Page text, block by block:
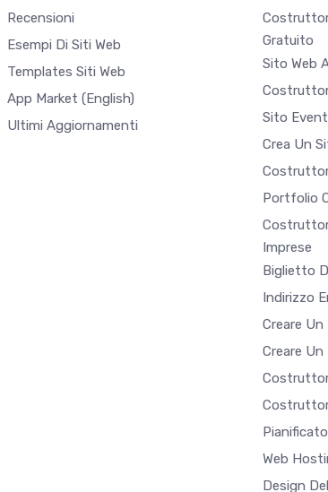
Recensioni
Esempi Di Siti Web
Templates Siti Web
App Market (English)
Ultimi Aggiornamenti
Gratuito
Sito Web
Sito
Crea Un
Portfolio
Imprese
Biglietto
Indirizzo
Creare
Creare Un
Web
Design